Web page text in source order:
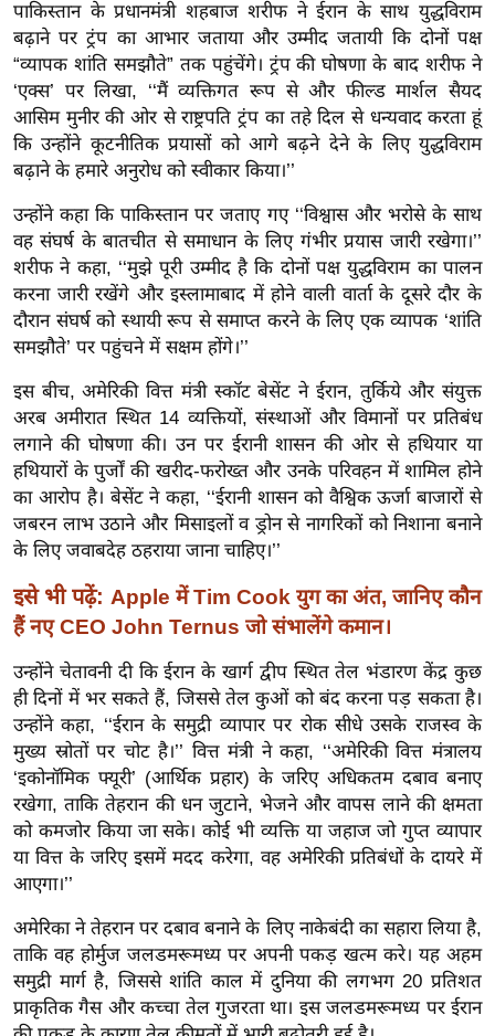
वु
ड
हॉ
ली
वु
ड
फि
ल्म
स
मी
क्षा
B
e
a
k
i
n
g
N
e
w
s
ला
इ
फ
स्टा
इ
ल
टे
लॉ
जी
ब्यू
टी
पाकिस्तान के प्रधानमंत्री शहबाज शरीफ ने ईरान के साथ युद्धविराम
बढ़ाने पर ट्रंप का आभार जताया और उम्मीद जतायी कि दोनों पक्ष
“व्यापक शांति समझौते” तक पहुंचेंगे। ट्रंप की घोषणा के बाद शरीफ ने
‘एक्स’ पर लिखा, ‘‘मैं व्यक्तिगत रूप से और फील्ड मार्शल सैयद
आसिम मुनीर की ओर से राष्ट्रपति ट्रंप का तहे दिल से धन्यवाद करता हूं
कि उन्होंने कूटनीतिक प्रयासों को आगे बढ़ने देने के लिए युद्धविराम
बढ़ाने के हमारे अनुरोध को स्वीकार किया।’’
उन्होंने कहा कि पाकिस्तान पर जताए गए ‘‘विश्वास और भरोसे के साथ
वह संघर्ष के बातचीत से समाधान के लिए गंभीर प्रयास जारी रखेगा।’’
शरीफ ने कहा, ‘‘मुझे पूरी उम्मीद है कि दोनों पक्ष युद्धविराम का पालन
करना जारी रखेंगे और इस्लामाबाद में होने वाली वार्ता के दूसरे दौर के
दौरान संघर्ष को स्थायी रूप से समाप्त करने के लिए एक व्यापक ‘शांति
समझौते’ पर पहुंचने में सक्षम होंगे।’’
इस बीच, अमेरिकी वित्त मंत्री स्कॉट बेसेंट ने ईरान, तुर्किये और संयुक्त
अरब अमीरात स्थित 14 व्यक्तियों, संस्थाओं और विमानों पर प्रतिबंध
लगाने की घोषणा की। उन पर ईरानी शासन की ओर से हथियार या
हथियारों के पुर्जों की खरीद-फरोख्त और उनके परिवहन में शामिल होने
का आरोप है। बेसेंट ने कहा, ‘‘ईरानी शासन को वैश्विक ऊर्जा बाजारों से
जबरन लाभ उठाने और मिसाइलों व ड्रोन से नागरिकों को निशाना बनाने
के लिए जवाबदेह ठहराया जाना चाहिए।’’
इसे भी पढ़ें: Apple में Tim Cook युग का अंत, जानिए कौन
हैं नए CEO John Ternus जो संभालेंगे कमान।
उन्होंने चेतावनी दी कि ईरान के खार्ग द्वीप स्थित तेल भंडारण केंद्र कुछ
ही दिनों में भर सकते हैं, जिससे तेल कुओं को बंद करना पड़ सकता है।
उन्होंने कहा, ‘‘ईरान के समुद्री व्यापार पर रोक सीधे उसके राजस्व के
मुख्य स्रोतों पर चोट है।’’ वित्त मंत्री ने कहा, ‘‘अमेरिकी वित्त मंत्रालय
‘इकोनॉमिक फ्यूरी’ (आर्थिक प्रहार) के जरिए अधिकतम दबाव बनाए
रखेगा, ताकि तेहरान की धन जुटाने, भेजने और वापस लाने की क्षमता
को कमजोर किया जा सके। कोई भी व्यक्ति या जहाज जो गुप्त व्यापार
या वित्त के जरिए इसमें मदद करेगा, वह अमेरिकी प्रतिबंधों के दायरे में
आएगा।’’
अमेरिका ने तेहरान पर दबाव बनाने के लिए नाकेबंदी का सहारा लिया है,
ताकि वह होर्मुज जलडमरूमध्य पर अपनी पकड़ खत्म करे। यह अहम
समुद्री मार्ग है, जिससे शांति काल में दुनिया की लगभग 20 प्रतिशत
प्राकृतिक गैस और कच्चा तेल गुजरता था। इस जलडमरूमध्य पर ईरान